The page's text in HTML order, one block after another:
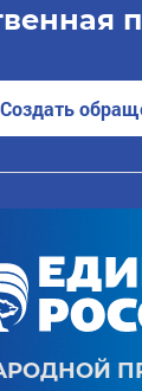
Создать